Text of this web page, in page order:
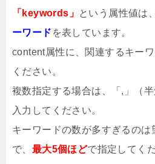
「keywords」 という属性値は、
ーワード を表しています。
content属性に、関連するキー
ください。
複数指定する場合は、「,」（
入力してください。
キーワードの数が多すぎるの
で、 最大5個ほどで指定してく